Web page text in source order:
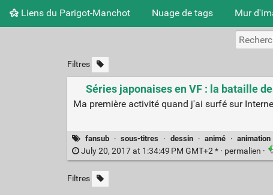
Liens du Parigot-Manchot Nuage de tags Mur
Filtres
Séries japonaises en VF : la bataille
Ma première activité quand j'ai surfé sur
fansub · sous-titres · dessin · animé · animation
July 20, 2017 at 1:34:49 PM GMT+2 * · permalien ·
Filtres